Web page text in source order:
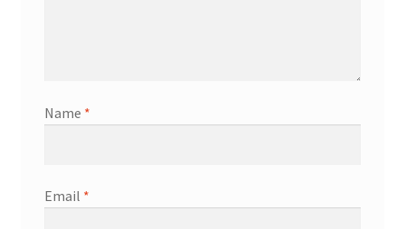
Name *
Email *